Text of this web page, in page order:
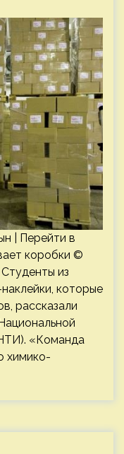
| Перейти в
коробки ©
из
которые
рассказали
«Команда
химико-